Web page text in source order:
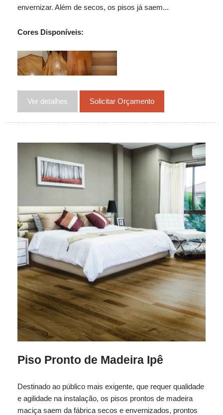
envernizar. Além de secos, os pisos já saem...
Cores Disponíveis:
Ver detalhes Solicitar Orçamento
Piso Pronto de Madeira Ipê
Destinado ao público mais exigente, que requer qualidade
e agilidade na instalação, os pisos prontos de madeira
maciça saem da fábrica secos e envernizados, prontos